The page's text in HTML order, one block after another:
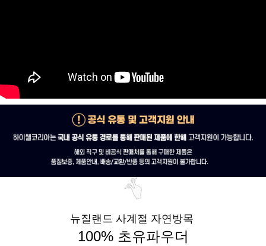
뉴질랜드 사계절 자연방목
100% 초유파우더